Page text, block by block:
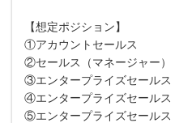
【想定ポジション】
①アカウントセールス
②セールス（マネージャー）
③エンタープライズセールス
④エンタープライズセールス
⑤エンタープライズセールス